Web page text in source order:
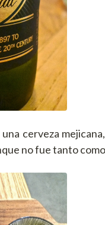
cerveza
no fue tanto